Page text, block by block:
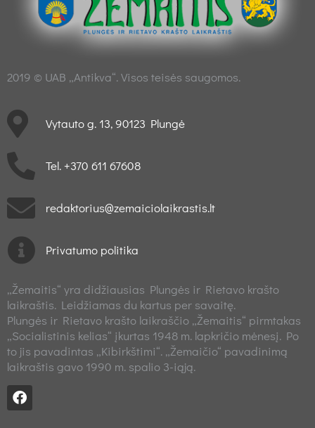
2019 © UAB „Antikva“. Visos teisės saugomos.
Vytauto g. 13, 90123 Plungė
Tel. +370 611 67608
redaktorius@zemaiciolaikrastis.lt
Privatumo politika
„Žemaitis“ yra didžiausias Plungės ir Rietavo krašto
laikraštis. Leidžiamas du kartus per savaitę.
Plungės ir Rietavo krašto laikraščio „Žemaitis“ pirmtakas
„Socialistinis kelias“ įkurtas 1948 m. lapkričio mėnesį. Po
to jis pavadintas „Kibirkštimi“. „Žemaičio“ pavadinimą
laikraštis gavo 1990 m. spalio 3-iąją.